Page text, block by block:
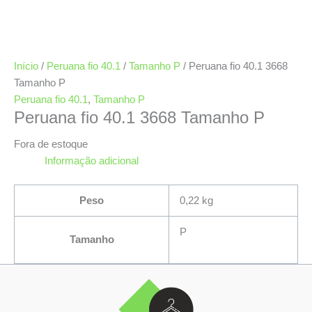
Início / Peruana fio 40.1 / Tamanho P / Peruana fio 40.1 3668
Tamanho P
Peruana fio 40.1 , Tamanho P
Peruana fio 40.1 3668 Tamanho P
Fora de estoque
Informação adicional
Peso 0,22 kg
Tamanho
P